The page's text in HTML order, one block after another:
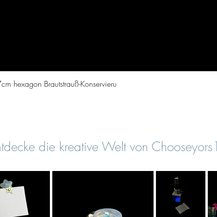
Aperçu rapide
hexagon Brautstrauß-Konservieru
die kreative Welt von